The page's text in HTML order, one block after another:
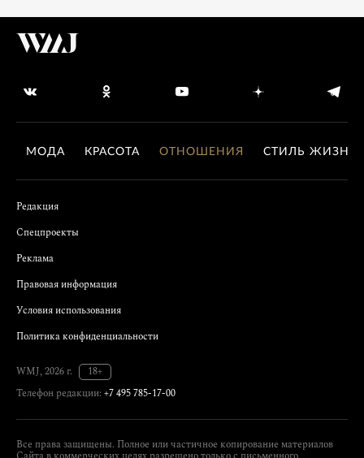
МОДА КРАСОТА ОТНОШЕНИЯ СТИЛЬ ЖИЗНИ
Редакция
Спецпроекты
Реклама
Правовая информация
Условия использования
Политика конфиденциальности
WMJ, 2026 г.
18+
Телефон редакции: +7 495 785-17-00
Все права защищены. Полное или частичное копирование материалов